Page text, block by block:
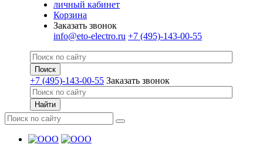
личный кабинет
Корзина
Заказать звонок
info@eto-electro.ru +7 (495)-143-00-55
+7 (495)-143-00-55 Заказать звонок